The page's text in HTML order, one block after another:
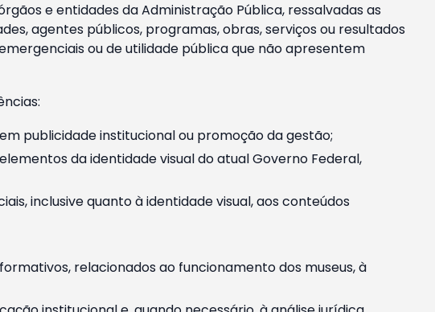
e entidades da Administração Pública, ressalvadas as
agentes públicos, programas, obras, serviços ou resultados
ou de utilidade pública que não apresentem
publicidade institucional ou promoção da gestão;
da identidade visual do atual Governo Federal,
inclusive quanto à identidade visual, aos conteúdos
relacionados ao funcionamento dos museus, à